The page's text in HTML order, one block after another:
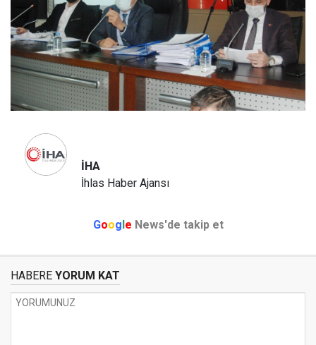
İHA
İhlas Haber Ajansı
Goog e News'de takip et
HABERE YORUM KAT